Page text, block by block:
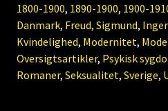
1800-1900, 1890-1900, 1900-
Danmark, Freud, Sigmund,
Kvindelighed, Modernitet,
Oversigtsartikler, Psykisk
Romaner, Seksualitet, Sverige,